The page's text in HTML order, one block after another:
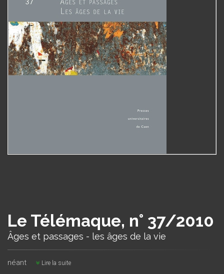
Le Télémaque, n° 37/2010
Âges et passages - les âges de la vie
néant Lire la suite